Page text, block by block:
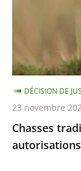
2022
sont
illégales
Chasses
DÉCISION DE
23 novembre